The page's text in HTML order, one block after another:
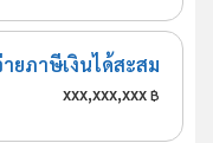
ายภาษีเงินได้สะสม
xxx,xxx,xxx฿